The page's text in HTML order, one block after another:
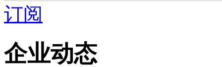
订阅
企业动态